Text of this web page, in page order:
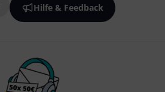
Hilfe & Feedback